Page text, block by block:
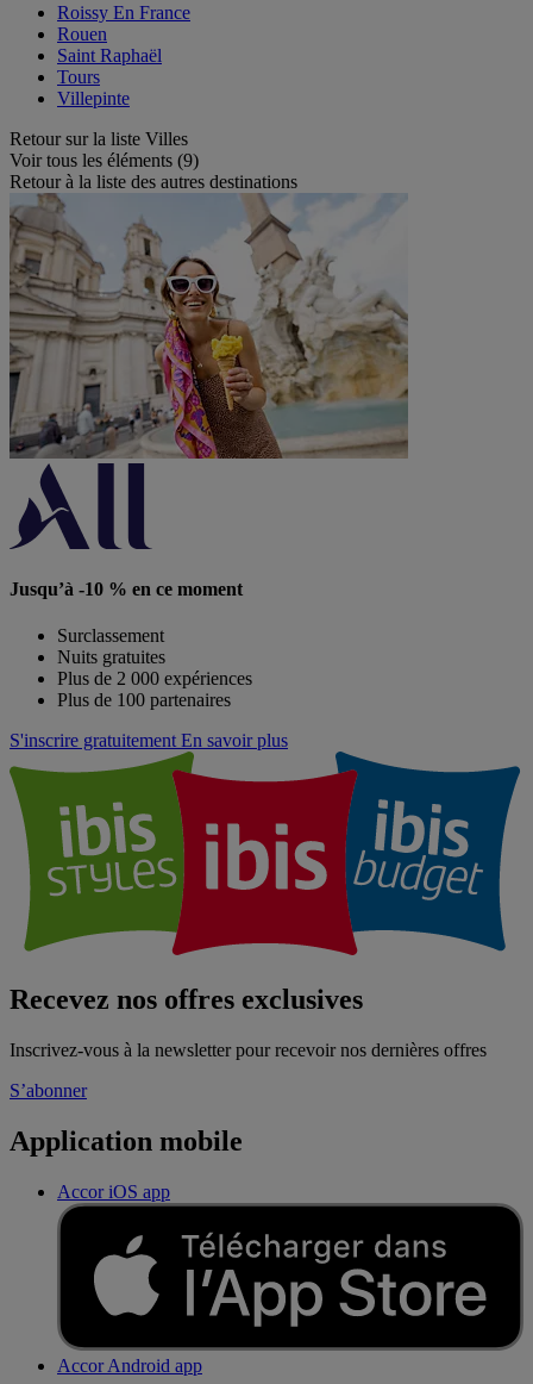
Roissy En France
Rouen
Saint Raphaël
Tours
Villepinte
Retour sur la liste Villes
Voir tous les éléments (9)
Retour à la liste des autres destinations
Jusqu’à -10 % en ce moment
Surclassement
Nuits gratuites
Plus de 2 000 expériences
Plus de 100 partenaires
S'inscrire gratuitement En savoir plus
Recevez nos offres exclusives
Inscrivez-vous à la newsletter pour recevoir nos dernières offres
S’abonner
Application mobile
Accor iOS app
Accor Android app